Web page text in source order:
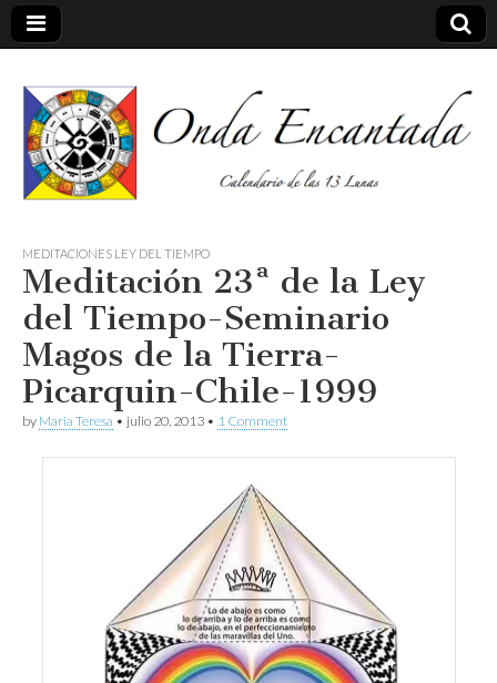
Onda
encantada
MEDITACIONES LEY DEL TIEMPO
Meditación 23ª de la Ley
del Tiempo-Seminario
Magos de la Tierra-
Picarquin-Chile-1999
by Maria Teresa • julio 20, 2013 • 1 Comment